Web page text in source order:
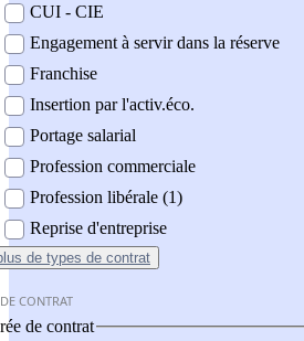
CUI - CIE
Engagement à servir dans la réserve
Franchise
Insertion par l'activ.éco.
Portage salarial
Profession commerciale
Profession libérale (1)
Reprise d'entreprise
de types de contrat
CONTRAT
de contrat